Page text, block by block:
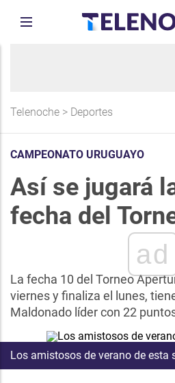
Telenoche > Deportes
CAMPEONATO URUGUAYO
Así se jugará
fecha del
ad
La fecha 10 del Torneo
viernes y finaliza el lunes,
Maldonado líder con 22
Los amistosos de verano de esta